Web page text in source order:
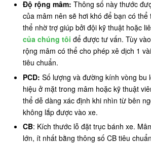
Độ rộng mâm: Thông số này thước
của mâm nên sẽ hơi khó để bạn có thể
thể nhờ trợ giúp bởi đội kỹ thuật hoặc
của chúng tôi để được tư vấn. Tùy
rộng mâm có thể cho phép xê dịch 1
tiêu chuẩn.
PCD: Số lượng và đường kính vòng bu
hiệu ở mặt trong mâm hoặc kỹ thuật
thể dễ dàng xác định khi nhìn từ bên
không lắp được vào xe.
CB: Kích thước lỗ đặt trục bánh xe.
lớn, ít nhất bằng thông số CB tiêu